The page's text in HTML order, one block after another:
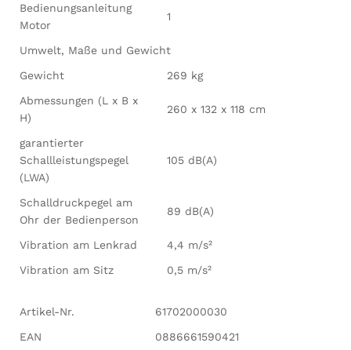
Bedienungsanleitung
Motor
1
Umwelt, Maße und Gewicht
Gewicht
269 kg
Abmessungen (L x B x
H)
260 x 132 x 118 cm
garantierter
Schallleistungspegel
(LWA)
105 dB(A)
Schalldruckpegel am
Ohr der Bedienperson
89 dB(A)
Vibration am Lenkrad
4,4 m/s²
Vibration am Sitz
0,5 m/s²
Artikel-Nr.
61702000030
EAN
0886661590421